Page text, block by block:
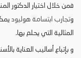
فمن خلال اختيار الدكتور
وتجارب ابتسامة هوليود
المثالية التي يحلم بها.
و بإتباع أساليب العناية